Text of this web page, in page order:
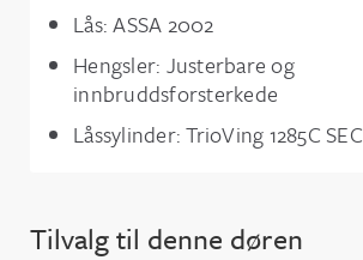
Lås: ASSA 2002
Hengsler: Justerbare og
innbruddsforsterkede
Låssylinder: TrioVing 1285C SEC
Tilvalg til denne døren